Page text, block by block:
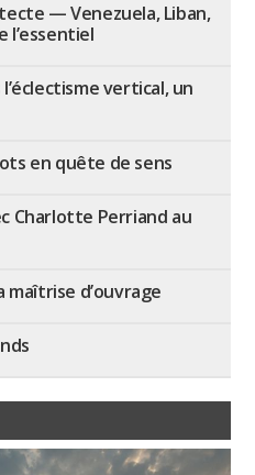
— Venezuela, Liban,
l’essentiel
vertical, un
en quête de sens
Charlotte Perriand au
maîtrise d’ouvrage